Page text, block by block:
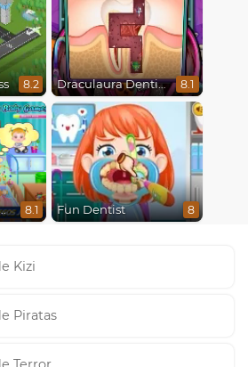
8.2 Draculaura Dentist 8.1
Vaccination 8.1 Fun Dentist 8
Kizi
Piratas